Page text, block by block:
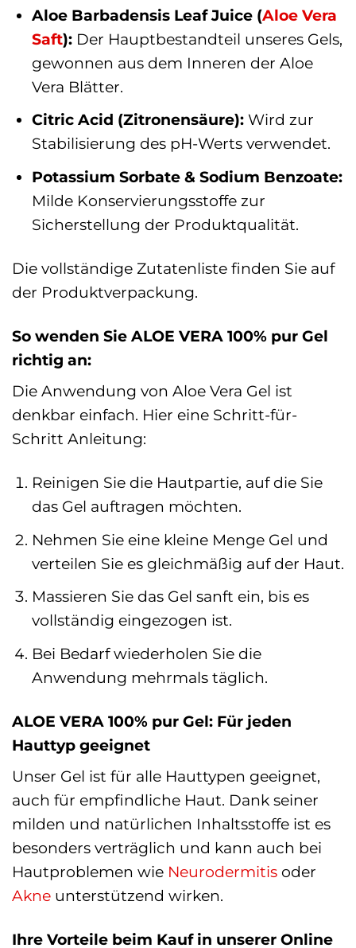
Aloe Barbadensis Leaf Juice (Aloe Vera
Saft):Der Hauptbestandteil unseres Gels,
gewonnen aus dem Inneren der Aloe
Vera Blätter.
Citric Acid (Zitronensäure):Wird zur
Stabilisierung des pH-Werts verwendet.
Potassium Sorbate & Sodium Benzoate:
Milde Konservierungsstoffe zur
Sicherstellung der Produktqualität.
Die vollständige Zutatenliste finden Sie auf
der Produktverpackung.
So wenden Sie ALOE VERA 100% pur Gel
richtig an:
Die Anwendung von Aloe Vera Gel ist
denkbar einfach. Hier eine Schritt-für-
Schritt Anleitung:
Reinigen Sie die Hautpartie, auf die Sie
das Gel auftragen möchten.
Nehmen Sie eine kleine Menge Gel und
verteilen Sie es gleichmäßig auf der Haut.
Massieren Sie das Gel sanft ein, bis es
vollständig eingezogen ist.
Bei Bedarf wiederholen Sie die
Anwendung mehrmals täglich.
ALOE VERA 100% pur Gel: Für jeden
Hauttyp geeignet
Unser Gel ist für alle Hauttypen geeignet,
auch für empfindliche Haut. Dank seiner
milden und natürlichen Inhaltsstoffe ist es
besonders verträglich und kann auch bei
Hautproblemen wie Neurodermitis oder
Akne unterstützend wirken.
Ihre Vorteile beim Kauf in unserer Online